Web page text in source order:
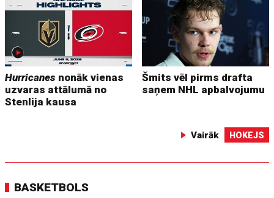
Hurricanes nonāk vienas
uzvaras attālumā no
Stenlija kausa
Šmits vēl pirms drafta
saņem NHL apbalvojumu
Vairāk HOKEJS
BASKETBOLS